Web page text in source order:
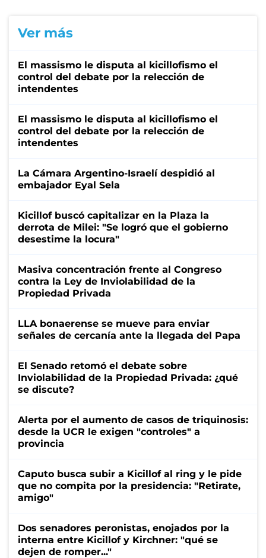
Ver más
El massismo le disputa al kicillofismo el
control del debate por la relección de
intendentes
El massismo le disputa al kicillofismo el
control del debate por la relección de
intendentes
La Cámara Argentino-Israelí despidió al
embajador Eyal Sela
Kicillof buscó capitalizar en la Plaza la
derrota de Milei: "Se logró que el gobierno
desestime la locura"
Masiva concentración frente al Congreso
contra la Ley de Inviolabilidad de la
Propiedad Privada
LLA bonaerense se mueve para enviar
señales de cercanía ante la llegada del Papa
El Senado retomó el debate sobre
Inviolabilidad de la Propiedad Privada: ¿qué
se discute?
Alerta por el aumento de casos de triquinosis:
desde la UCR le exigen "controles" a
provincia
Caputo busca subir a Kicillof al ring y le pide
que no compita por la presidencia: "Retirate,
amigo"
Dos senadores peronistas, enojados por la
interna entre Kicillof y Kirchner: "qué se
dejen de romper..."